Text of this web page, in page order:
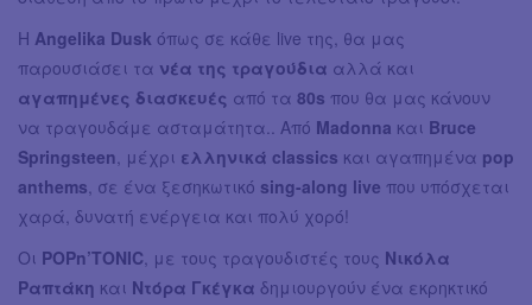
Η Angelika Dusk όπως σε κάθε live της, θα μας
παρουσιάσει τα νέα της τραγούδια αλλά και
αγαπημένες διασκευές από τα 80s που θα μας κάνουν
να τραγουδάμε ασταμάτητα.. Από Madonna και Bruce
Springsteen, μέχρι ελληνικά classics και αγαπημένα pop
anthems, σε ένα ξεσηκωτικό sing-along live που υπόσχεται
χαρά, δυνατή ενέργεια και πολύ χορό!
Οι POPn’TONIC, με τους τραγουδιστές τους Νικόλα
Ραπτάκη και Ντόρα Γκέγκα δημιουργούν ένα εκρηκτικό